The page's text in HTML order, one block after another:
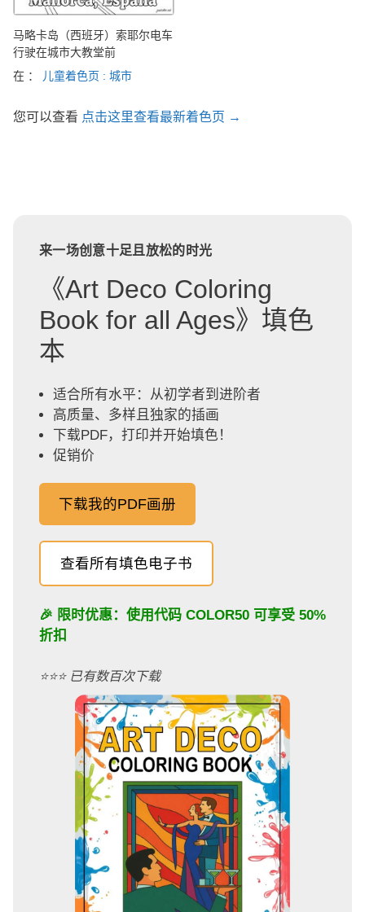
马略卡岛（西班牙）索耶尔电车
行驶在城市大教堂前
在 ：
儿童着色页 : 城市
您可以查看 点击这里查看最新着色页 →
来一场创意十足且放松的时光
《Art Deco Coloring
Book for all Ages》填色
本
适合所有水平：从初学者到进阶者
高质量、多样且独家的插画
下载PDF，打印并开始填色！
促销价
下载我的PDF画册
查看所有填色电子书
🎉 限时优惠：使用代码 COLOR50 可享受 50%
折扣
⭐️⭐️⭐️ 已有数百次下载